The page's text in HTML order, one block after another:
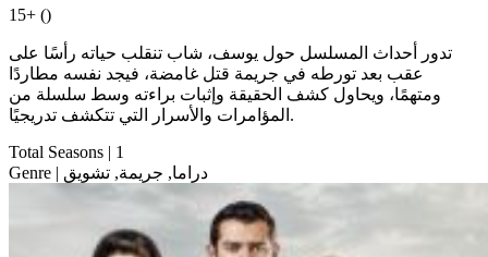
15+ ()
تدور أحداث المسلسل حول يوسف، شاب تنقلب حياته رأسًا على
عقب بعد تورطه في جريمة قتل غامضة، فيجد نفسه مطاردًا
ومتهمًا، ويحاول كشف الحقيقة وإثبات براءته وسط سلسلة من
المؤامرات والأسرار التي تتكشف تدريجيًا.
Total Seasons | 1
Genre
| دراما, جريمة, تشويق